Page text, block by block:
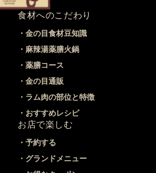
食材へのこだわり
金の目食材豆知識
麻辣湯薬膳火鍋
薬膳コース
金の目通販
ラム肉の部位と特徴
おすすめレシピ
お店で楽しむ
予約する
グランドメニュー